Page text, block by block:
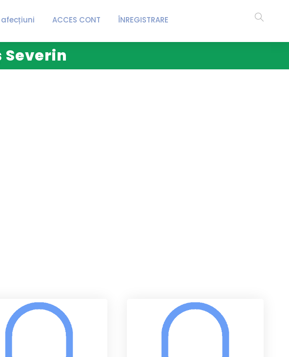
afecțiuni ACCES CONT ÎNREGISTRARE